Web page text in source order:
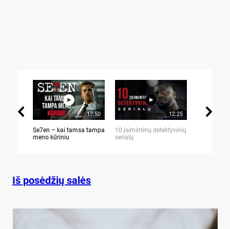
17:50
Se7en – kai tamsa tampa
meno kūriniu
12:25
10 įsimintinų detektyvinių
serialų
Iš posėdžių salės